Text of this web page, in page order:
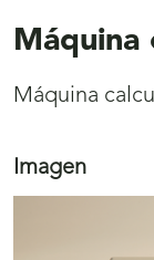
Máquina
Máquina
Imagen